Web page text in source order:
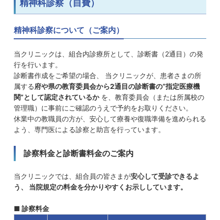
精神科診察（自費）
精神科診察について（ご案内）
当クリニックは、組合内診療所として、診断書（2通目）の発
行を行います。
診断書作成をご希望の場合、 当クリニックが、患者さまの所
属する府や県の教育委員会から2通目の診断書の“指定医療機
関”として認定されているかを、教育委員会（または所属校の
管理職）に事前にご確認のうえで予約をお取りください。
休業中の教職員の方が、安心して療養や復職準備を進められる
よう、専門医による診察と助言を行っています。
診察料金と診断書料金のご案内
当クリニックでは、組合員の皆さまが安心して受診できるよ
う、 当院規定の料金を分かりやすくお示ししています。
■ 診察料金